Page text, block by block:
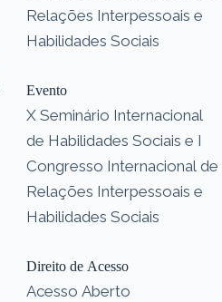
Relações Interpessoais e
Habilidades Sociais
Evento
X Seminário Internacional
de Habilidades Sociais e I
Congresso Internacional de
Relações Interpessoais e
Habilidades Sociais
Direito de Acesso
Acesso Aberto